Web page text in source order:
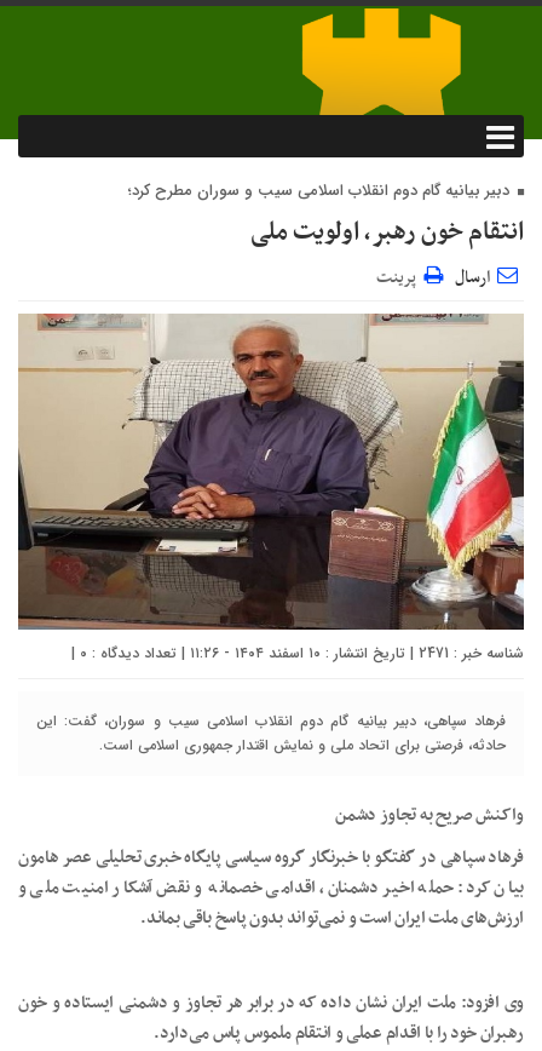
دبیر بیانیه گام دوم انقلاب اسلامی سیب و سوران مطرح کرد؛
انتقام خون رهبر، اولویت ملی
ارسال پرینت
شناسه خبر : 2471 | تاریخ انتشار : ۱۰ اسفند ۱۴۰۴ - ۱۱:۲۶ | تعداد دیدگاه : ۰ |
فرهاد سپاهی، دبیر بیانیه گام دوم انقلاب اسلامی سیب و سوران، گفت: این
حادثه، فرصتی برای اتحاد ملی و نمایش اقتدار جمهوری اسلامی است.
واکنش صریح به تجاوز دشمن
فرهاد سپاهی در گفتگو با خبرنگار گروه سیاسی پایگاه خبری تحلیلی عصر هامون
بیان کرد: حمله اخیر دشمنان، اقدامی خصمانه و نقض آشکار امنیت ملی و
ارزش‌های ملت ایران است و نمی‌تواند بدون پاسخ باقی بماند.
وی افزود: ملت ایران نشان داده که در برابر هر تجاوز و دشمنی ایستاده و خون
رهبران خود را با اقدام عملی و انتقام ملموس پاس می‌دارد.